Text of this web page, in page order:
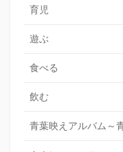
育児
遊ぶ
食べる
飲む
青葉映えアルバム～